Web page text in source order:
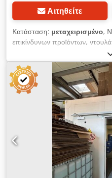
Αιτηθείτε
Κατάσταση: μεταχειρισμένο,
επικίνδυνων προϊόντων,
εργαλείων, ντουλάπι χάλυβα,
ηλεκτρονικών, ντουλάπι
σύνορα, με ανιχνευτή καπνού
Uhnspfx Ai Eock -βάθος: 800
μεταφοράς: 170 kg